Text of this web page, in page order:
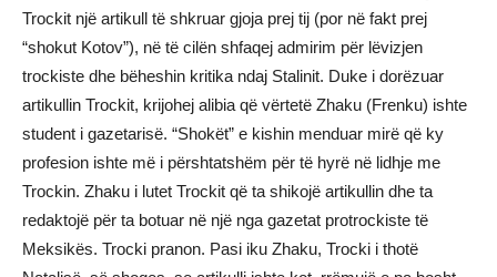
Trockit një artikull të shkruar gjoja prej tij (por në fakt prej
“shokut Kotov”), në të cilën shfaqej admirim për lëvizjen
trockiste dhe bëheshin kritika ndaj Stalinit. Duke i dorëzuar
artikullin Trockit, krijohej alibia që vërtetë Zhaku (Frenku) ishte
student i gazetarisë. “Shokët” e kishin menduar mirë që ky
profesion ishte më i përshtatshëm për të hyrë në lidhje me
Trockin. Zhaku i lutet Trockit që ta shikojë artikullin dhe ta
redaktojë për ta botuar në një nga gazetat protrockiste të
Meksikës. Trocki pranon. Pasi iku Zhaku, Trocki i thotë